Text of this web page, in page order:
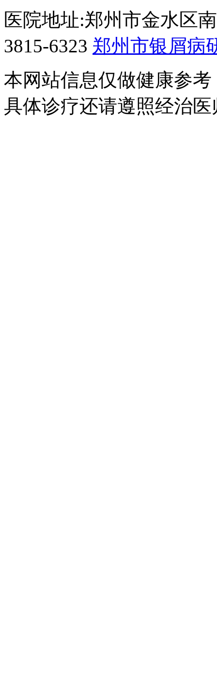
医院地址:郑州市金水区
3815-6323 郑州市银屑病
本网站信息仅做健康参
具体诊疗还请遵照经治医